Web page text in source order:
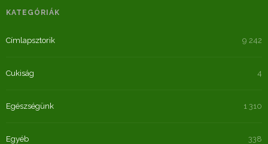
KATEGÓRIÁK
Címlapsztorik 9 242
Cukiság 4
Egészségünk 1 310
Egyéb 338